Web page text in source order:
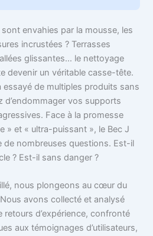
envahies par la mousse, les
incrustées ? Terrasses
glissantes… le nettoyage
devenir un véritable casse-tête.
de multiples produits sans
d’endommager vos supports
Face à la promesse
» et « ultra-puissant », le Bec J
de nombreuses questions. Est-il
? Est-il sans danger ?
nous plongeons au cœur du
avons collecté et analysé
retours d’expérience, confronté
aux témoignages d’utilisateurs,